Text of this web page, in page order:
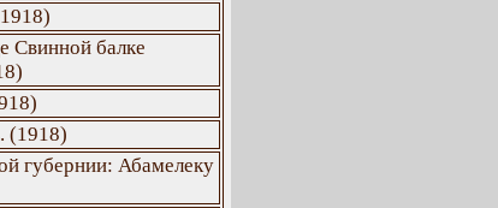
Свинной балке
(1918)
губернии: Абамелеку